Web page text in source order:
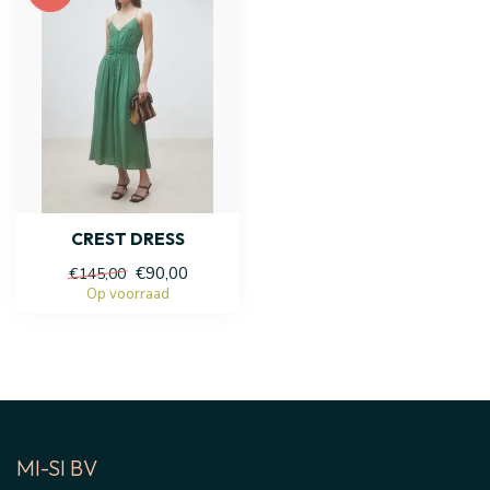
CREST DRESS
€145,00 €90,00
Op voorraad
MI-SI BV